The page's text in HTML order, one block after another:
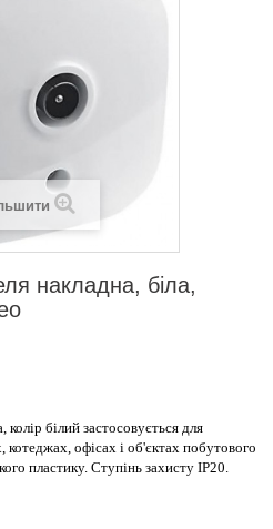
накладна, біла,
білий застосовується для
офісах і об'єктах побутового
пластику. Ступінь захисту IP20.